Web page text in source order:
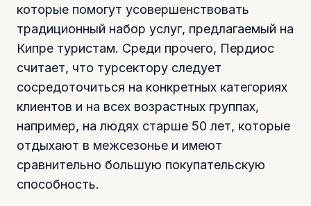
которые помогут усовершенствовать
традиционный набор услуг, предлагаемый на
Кипре туристам. Среди прочего, Пердиос
считает, что турсектору следует
сосредоточиться на конкретных категориях
клиентов и на всех возрастных группах,
например, на людях старше 50 лет, которые
отдыхают в межсезонье и имеют
сравнительно большую покупательскую
способность.